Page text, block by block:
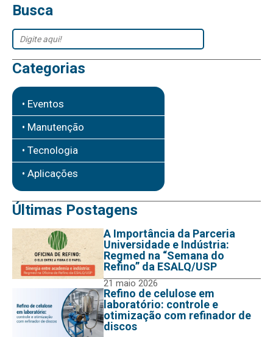
Busca
Categorias
• Eventos
• Manutenção
• Tecnologia
• Aplicações
Últimas Postagens
A Importância da Parceria
Universidade e Indústria:
Regmed na “Semana do
Refino” da ESALQ/USP
21 maio 2026
Refino de celulose em
laboratório: controle e
otimização com refinador de
discos